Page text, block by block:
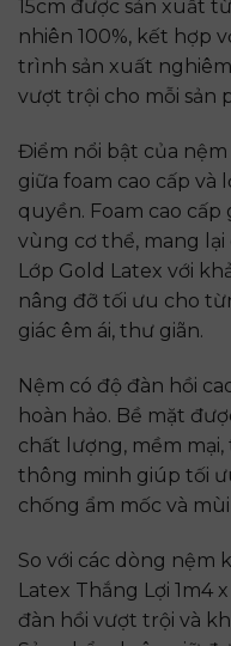
15cm được sản xuất
nhiên 100%, kết hợp
trình sản xuất
vượt trội cho mỗi sản
Điểm nổi bật của
giữa foam cao cấp và
quyền. Foam cao
vùng cơ thể, mang lại
Lớp Gold Latex với
nâng đỡ tối ưu cho
giác êm ái, thư giãn.
Nệm có độ đàn hồi
hoàn hảo. Bề mặt
chất lượng, mềm
thông minh giúp tối
chống ẩm mốc và
So với các dòng nệm
Latex Thắng Lợi 1m4
đàn hồi vượt trội và